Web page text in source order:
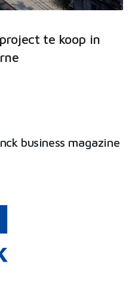
te koop in
business magazine